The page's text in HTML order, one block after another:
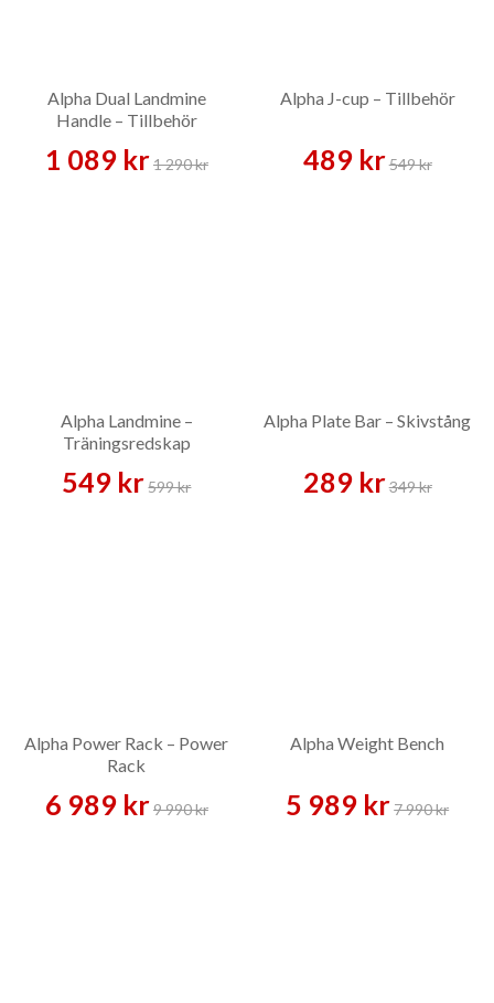
Alpha Dual Landmine
Handle – Tillbehör
1 089 kr1 290 kr
Alpha J-cup – Tillbehör
489 kr549 kr
Alpha Landmine –
Träningsredskap
549 kr 599 kr
Alpha Plate Bar – Skivstång
289 kr349 kr
Alpha Power Rack – Power
Rack
6 989 kr9 990 kr
Alpha Weight Bench
5 989 kr7 990 kr